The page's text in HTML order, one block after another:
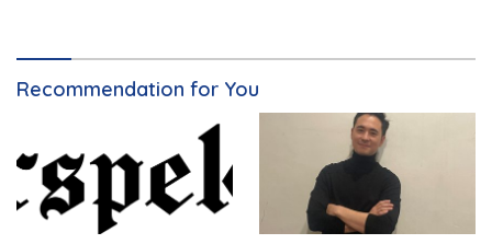
Recommendation for You